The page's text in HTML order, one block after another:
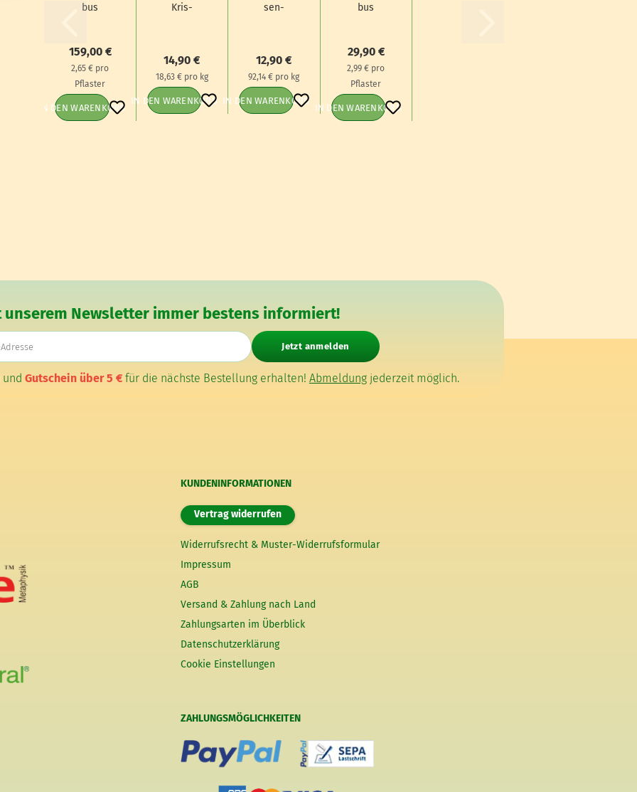
bus
ter,
60er
Pack
159,00 €
2,65 € pro
Pflaster
IN DEN WARENKORB
Kris­
14,90 €
18,63 € pro kg
IN DEN WARENKORB
sen­
12,90 €
92,14 € pro kg
IN DEN WARENKORB
bus
ter,
10er
Pack
29,90 €
2,99 € pro
Pflaster
IN DEN WARENKORB
unserem Newsletter immer bestens informiert!
Jetzt anmelden
und Gutschein über 5 € für die nächste Bestellung erhalten! Abmeldung jederzeit möglich.
KUNDENINFORMATIONEN
Vertrag widerrufen
Widerrufsrecht & Muster-Widerrufsformular
Impressum
AGB
Versand & Zahlung nach Land
Zahlungsarten im Überblick
Datenschutzerklärung
Cookie Einstellungen
ZAHLUNGSMÖGLICHKEITEN